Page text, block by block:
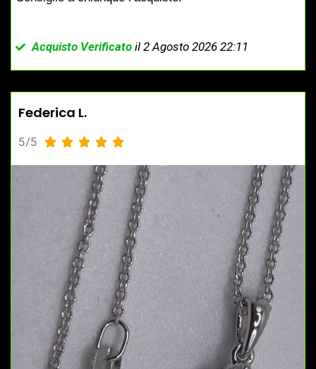
Acquisto Verificatoil 2 Agosto 2026 22:11
Federica L.
5/5     